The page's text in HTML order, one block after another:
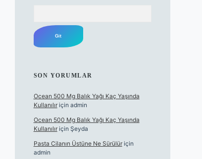
SON YORUMLAR
Ocean 500 Mg Balık Yağı Kaç Yaşında
Kullanılıriçin admin
Ocean 500 Mg Balık Yağı Kaç Yaşında
Kullanılıriçin Şeyda
Pasta Cilanın Üstüne Ne Sürülüriçin
admin